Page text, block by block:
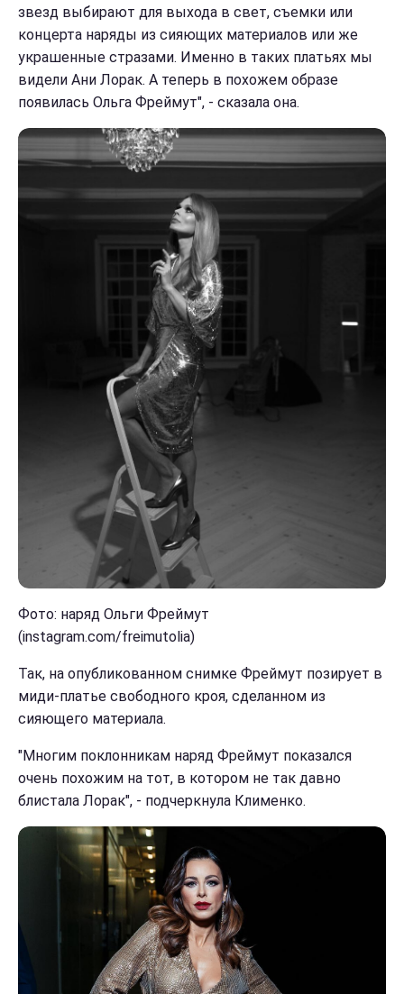
звезд выбирают для выхода в свет, съемки или
концерта наряды из сияющих материалов или же
украшенные стразами. Именно в таких платьях мы
видели Ани Лорак. А теперь в похожем образе
появилась Ольга Фреймут", - сказала она.
Фото: наряд Ольги Фреймут
(instagram.com/freimutolia)
Так, на опубликованном снимке Фреймут позирует в
миди-платье свободного кроя, сделанном из
сияющего материала.
"Многим поклонникам наряд Фреймут показался
очень похожим на тот, в котором не так давно
блистала Лорак", - подчеркнула Клименко.